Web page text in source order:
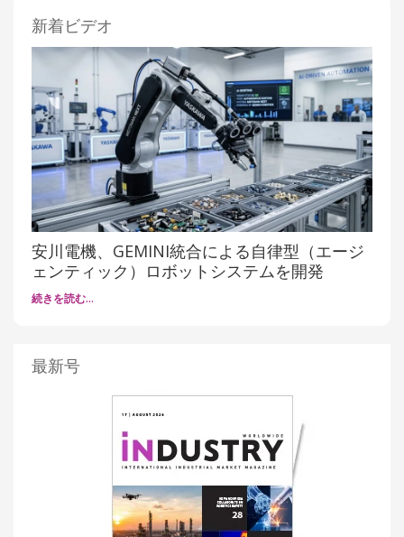
新着ビデオ
安川電機、GEMINI統合による自律型（エージ
ェンティック）ロボットシステムを開発
続きを読む…
最新号